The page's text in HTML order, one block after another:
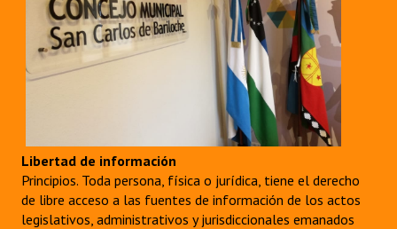
Libertad de información
Principios. Toda persona, física o jurídica, tiene el derecho
de libre acceso a las fuentes de información de los actos
legislativos, administrativos y jurisdiccionales emanados